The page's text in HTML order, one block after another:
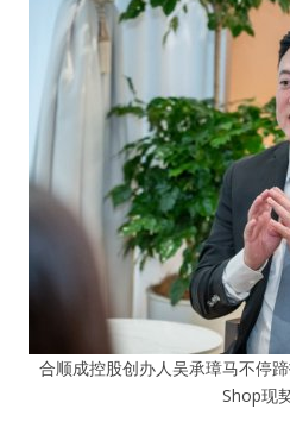
合顺成控股创办人吴承璋马不停
Shop现